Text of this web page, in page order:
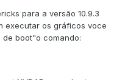
para a versão 10.9.3
executar os gráficos voce
boot"o comando: